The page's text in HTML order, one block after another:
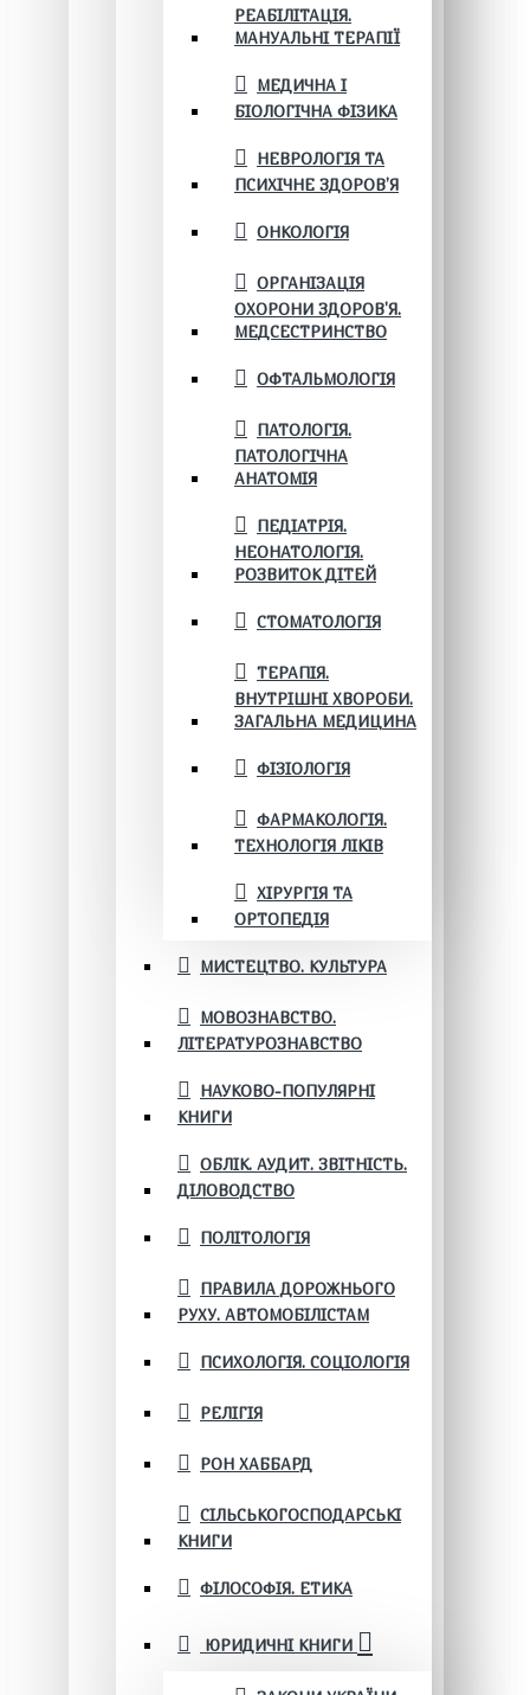
РЕАБІЛІТАЦІЯ.
МАНУАЛЬНІ ТЕРАПІЇ
МЕДИЧНА І
БІОЛОГІЧНА ФІЗИКА
НЕВРОЛОГІЯ ТА
ПСИХІЧНЕ ЗДОРОВ’Я
ОНКОЛОГІЯ
ОРГАНІЗАЦІЯ
ОХОРОНИ ЗДОРОВ'Я.
МЕДСЕСТРИНСТВО
ОФТАЛЬМОЛОГІЯ
ПАТОЛОГІЯ.
ПАТОЛОГІЧНА
АНАТОМІЯ
ПЕДІАТРІЯ.
НЕОНАТОЛОГІЯ.
РОЗВИТОК ДІТЕЙ
СТОМАТОЛОГІЯ
ТЕРАПІЯ.
ВНУТРІШНІ ХВОРОБИ.
ЗАГАЛЬНА МЕДИЦИНА
ФІЗІОЛОГІЯ
ФАРМАКОЛОГІЯ.
ТЕХНОЛОГІЯ ЛІКІВ
ХІРУРГІЯ ТА
ОРТОПЕДІЯ
МИСТЕЦТВО. КУЛЬТУРА
МОВОЗНАВСТВО.
ЛІТЕРАТУРОЗНАВСТВО
НАУКОВО-ПОПУЛЯРНІ
КНИГИ
ОБЛІК. АУДИТ. ЗВІТНІСТЬ.
ДІЛОВОДСТВО
ПОЛІТОЛОГІЯ
ПРАВИЛА ДОРОЖНЬОГО
РУХУ. АВТОМОБІЛІСТАМ
ПСИХОЛОГІЯ. СОЦІОЛОГІЯ
РЕЛІГІЯ
РОН ХАББАРД
СІЛЬСЬКОГОСПОДАРСЬКІ
КНИГИ
ФІЛОСОФІЯ. ЕТИКА
ЮРИДИЧНІ КНИГИ